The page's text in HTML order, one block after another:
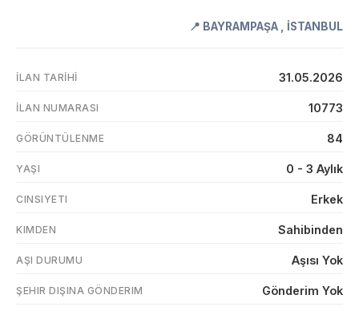
📍 BAYRAMPAŞA İSTANBUL
İLAN TARIHI 31.05.2026
İLAN NUMARASI 10773
GÖRÜNTÜLENME 84
YAŞI 0 - 3 Aylık
CINSIYETI Erkek
KIMDEN Sahibinden
AŞI DURUMU Aşısı Yok
ŞEHIR DIŞINA GÖNDERIM Gönderim Yok